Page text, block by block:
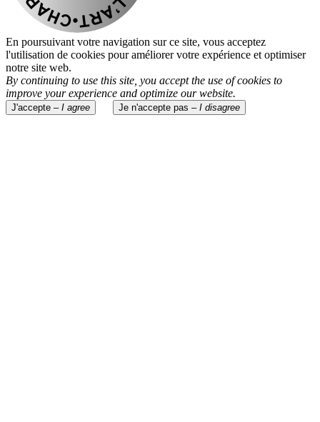
En poursuivant votre navigation sur ce site, vous acceptez
l'utilisation de cookies pour améliorer votre expérience et optimiser
notre site web.
By continuing to use this site, you accept the use of cookies to
improve your experience and optimize our website.
J'accepte – I agree Je n'accepte pas – I disagree